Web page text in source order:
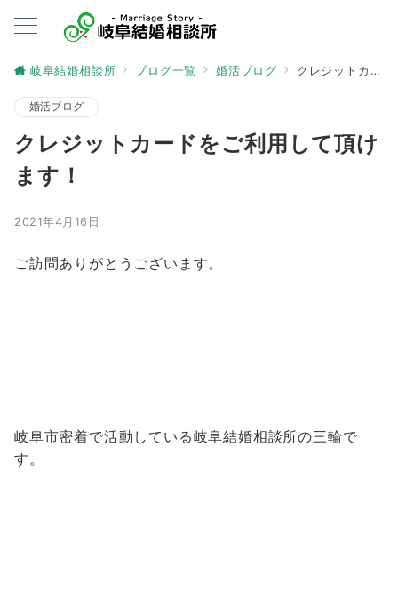
岐阜結婚相談所 ブログ一覧 婚活ブログ クレジットカードをご利用して頂けます！
婚活ブログ
クレジットカードをご利用して頂け
ます！
2021年4月16日
ご訪問ありがとうございます。
岐阜市密着で活動している岐阜結婚相談所の三輪で
す。